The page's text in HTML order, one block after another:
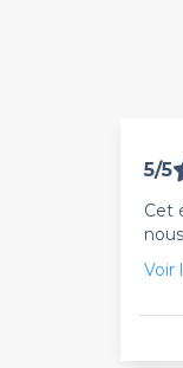
5/5
Cet
Voir